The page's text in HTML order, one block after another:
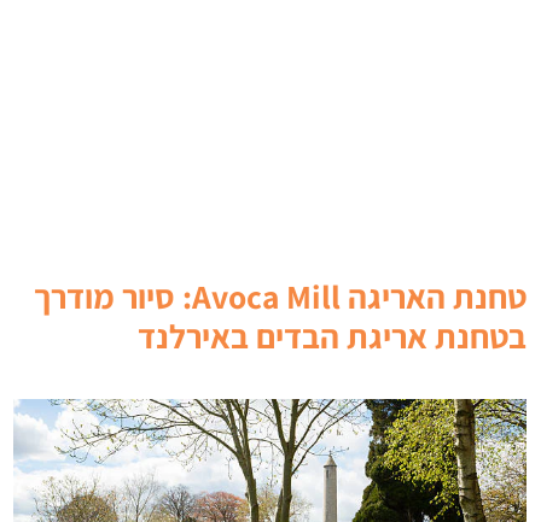
טחנת האריגה Avoca Mill: סיור מודרך
בטחנת אריגת הבדים באירלנד